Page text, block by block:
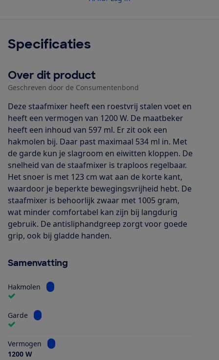
Specificaties
Over dit product
Geschreven door de Consumentenbond
Deze staafmixer heeft een roestvrij stalen voet en
heeft een vermogen van 1200 W. De maatbeker
heeft een inhoud van 597 ml. Er zit ook een
hakmolen bij. Daar past maximaal 534 ml in. Met
de garde kun je slagroom en eiwitten kloppen. De
snelheid van de staafmixer is traploos regelbaar.
Het snoer is met 123 cm wat aan de korte kant,
waardoor je beperkte bewegingsvrijheid hebt. De
staafmixer is behoorlijk zwaar met 1005 gram,
wat minder comfortabel kan zijn bij langdurig
gebruik. De antisliphandgreep zorgt voor goede
grip, ook bij gladde handen.
Samenvatting
Hakmolen Bekijk informatie voor Hakmolen
Garde Bekijk informatie voor Garde
Vermogen
Bekijk informatie voor Vermogen
1200 W